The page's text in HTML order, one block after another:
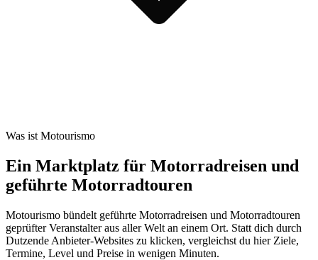
Was ist Motourismo
Ein Marktplatz für Motorradreisen und
geführte Motorradtouren
Motourismo bündelt geführte Motorradreisen und Motorradtouren
geprüfter Veranstalter aus aller Welt an einem Ort. Statt dich durch
Dutzende Anbieter-Websites zu klicken, vergleichst du hier Ziele,
Termine, Level und Preise in wenigen Minuten.